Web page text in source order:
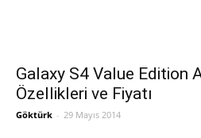
Galaxy S4 Value Edition
Özellikleri ve Fiyatı
Göktürk - 29 Mayıs 2014